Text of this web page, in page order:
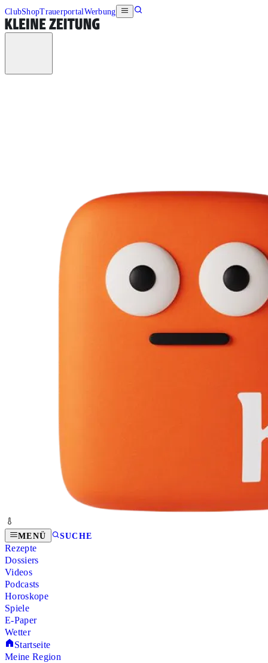
ClubShopTrauerportalWerbung
MENÜ SUCHE
Rezepte
Dossiers
Videos
Podcasts
Horoskope
Spiele
E-Paper
Wetter
Startseite
Meine Region